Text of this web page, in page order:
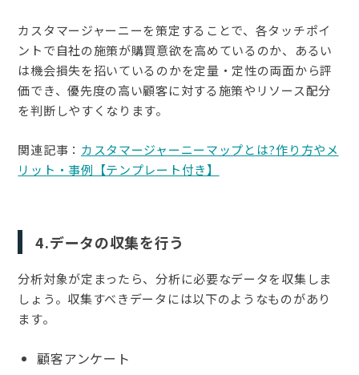
カスタマージャーニーを策定することで、各タッチポイ
ントで自社の施策が購買意欲を高めているのか、あるい
は機会損失を招いているのかを定量・定性の両面から評
価でき、優先度の高い顧客に対する施策やリソース配分
を判断しやすくなります。
関連記事： カスタマージャーニーマップとは?作り方やメ
リット・事例【テンプレート付き】
4.データの収集を行う
分析対象が定まったら、分析に必要なデータを収集しま
しょう。収集すべきデータには以下のようなものがあり
ます。
顧客アンケート